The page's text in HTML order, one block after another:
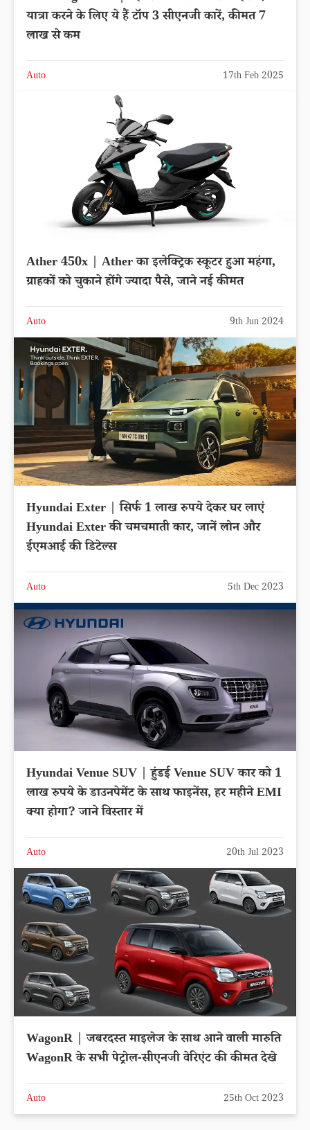
यात्रा करने के लिए ये हैं टॉप 3 सीएनजी कारें, कीमत 7
लाख से कम
Auto 17th Feb 2025
Ather 450x | Ather का इलेक्ट्रिक स्कूटर हुआ महंगा,
ग्राहकों को चुकाने होंगे ज्यादा पैसे, जाने नई कीमत
Auto 9th Jun 2024
Hyundai Exter | सिर्फ 1 लाख रुपये देकर घर लाएं
Hyundai Exter की चमचमाती कार, जानें लोन और
ईएमआई की डिटेल्स
Auto 5th Dec 2023
Hyundai Venue SUV | हुंडई Venue SUV कार को 1
लाख रुपये के डाउनपेमेंट के साथ फाइनेंस, हर महीने EMI
क्या होगा? जाने विस्तार में
Auto 20th Jul 2023
WagonR | जबरदस्त माइलेज के साथ आने वाली मारुति
WagonR के सभी पेट्रोल-सीएनजी वेरिएंट की कीमत देखे
Auto 25th Oct 2023